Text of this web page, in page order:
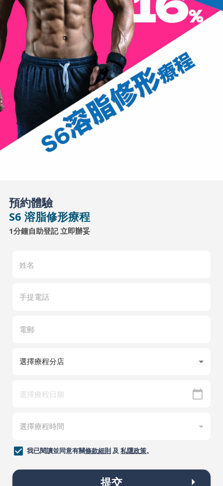
預約體驗
S6 溶脂修形療程
1分鐘自助登記 立即辦妥
我已閱讀並同意有關條款細則及 私隱政策。
提交